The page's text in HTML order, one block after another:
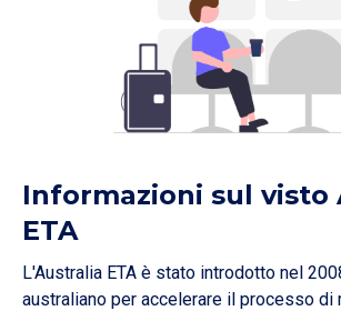
Informazioni sul visto
ETA
L'Australia ETA è stato introdotto nel
australiano per accelerare il processo di